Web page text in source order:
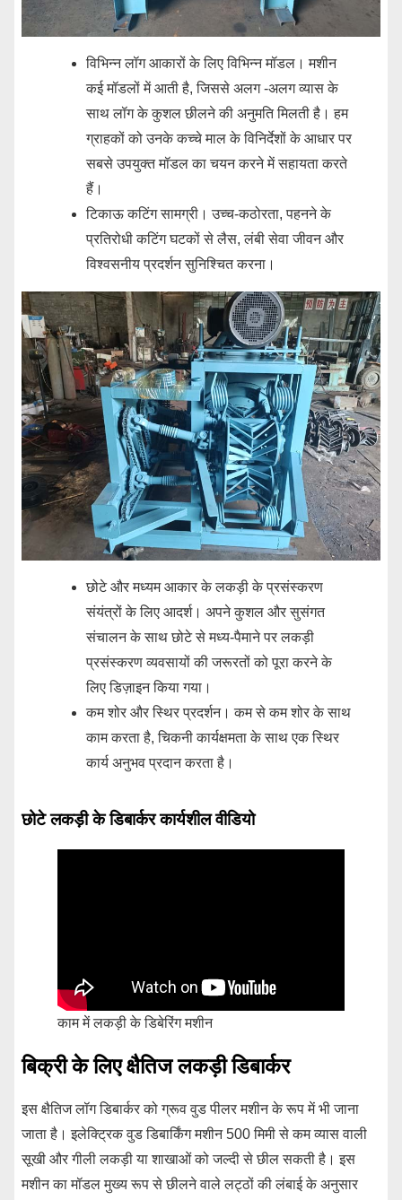
विभिन्न लॉग आकारों के लिए विभिन्न मॉडल। मशीन
कई मॉडलों में आती है, जिससे अलग -अलग व्यास के
साथ लॉग के कुशल छीलने की अनुमति मिलती है। हम
ग्राहकों को उनके कच्चे माल के विनिर्देशों के आधार पर
सबसे उपयुक्त मॉडल का चयन करने में सहायता करते
हैं।
टिकाऊ कटिंग सामग्री। उच्च-कठोरता, पहनने के
प्रतिरोधी कटिंग घटकों से लैस, लंबी सेवा जीवन और
विश्वसनीय प्रदर्शन सुनिश्चित करना।
छोटे और मध्यम आकार के लकड़ी के प्रसंस्करण
संयंत्रों के लिए आदर्श। अपने कुशल और सुसंगत
संचालन के साथ छोटे से मध्य-पैमाने पर लकड़ी
प्रसंस्करण व्यवसायों की जरूरतों को पूरा करने के
लिए डिज़ाइन किया गया।
कम शोर और स्थिर प्रदर्शन। कम से कम शोर के साथ
काम करता है, चिकनी कार्यक्षमता के साथ एक स्थिर
कार्य अनुभव प्रदान करता है।
छोटे लकड़ी के डिबार्कर कार्यशील वीडियो
काम में लकड़ी के डिबेरिंग मशीन
बिक्री के लिए क्षैतिज लकड़ी डिबार्कर
इस क्षैतिज लॉग डिबार्कर को ग्रूव वुड पीलर मशीन के रूप में भी जाना
जाता है। इलेक्ट्रिक वुड डिबार्किंग मशीन 500 मिमी से कम व्यास वाली
सूखी और गीली लकड़ी या शाखाओं को जल्दी से छील सकती है। इस
मशीन का मॉडल मुख्य रूप से छीलने वाले लट्ठों की लंबाई के अनुसार